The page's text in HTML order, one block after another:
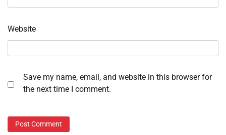
Website
Save my name, email, and website in this browser for
the next time I comment.